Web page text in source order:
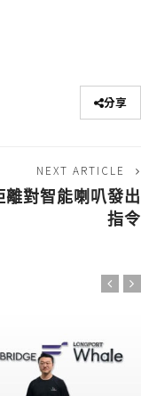
分享
NEXT ARTICLE
對智能喇叭發出
指令